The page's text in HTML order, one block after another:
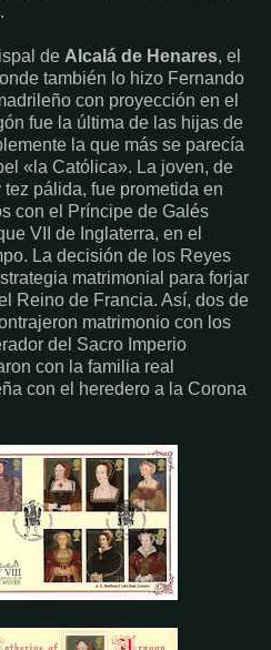
de Alcalá de Henares, el
también lo hizo Fernando
con proyección en el
fue la última de las hijas de
la que más se parecía
«la Católica». La joven, de
pálida, fue prometida en
con el Príncipe de Galés
VII de Inglaterra, en el
La decisión de los Reyes
matrimonial para forjar
Reino de Francia. Así, dos de
matrimonio con los
del Sacro Imperio
con la familia real
con el heredero a la Corona